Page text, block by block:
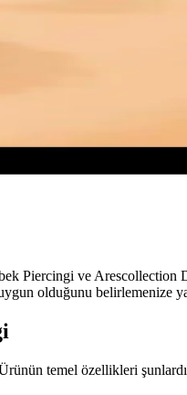
Piercingi ve Arescollection
olduğunu belirlemenize
temel özellikleri